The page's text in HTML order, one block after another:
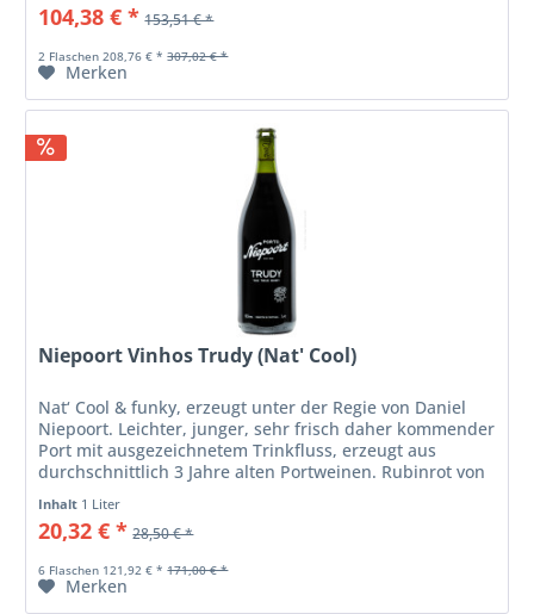
104,38 € * 153,51 € *
2 Flaschen 208,76 € * 307,02 € *
Merken
Niepoort Vinhos Trudy (Nat' Cool)
Nat‘ Cool & funky, erzeugt unter der Regie von Daniel
Niepoort. Leichter, junger, sehr frisch daher kommender
Port mit ausgezeichnetem Trinkfluss, erzeugt aus
durchschnittlich 3 Jahre alten Portweinen. Rubinrot von
mittlerer Dichte....
Inhalt 1 Liter
20,32 € * 28,50 € *
6 Flaschen 121,92 € * 171,00 € *
Merken